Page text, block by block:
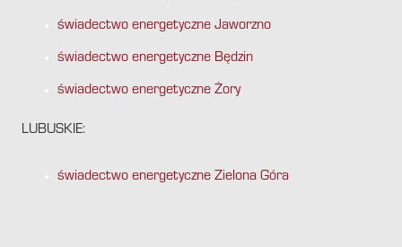
świadectwo energetyczne Jaworzno
świadectwo energetyczne Będzin
świadectwo energetyczne Żory
LUBUSKIE:
świadectwo energetyczne Zielona Góra